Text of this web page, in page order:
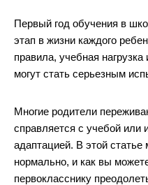
Спортивная одежда
Пижамы и одежда для
Аксессуары
Флис, термобелье
Готовые решения для
Флис, термобелье
Пижамы и одежда для
Аксессуары
Готовые решения для
Последний размер
Первый год обучения в
этап в жизни каждого
правила, учебная
могут стать серьезным
Многие родители
справляется с учебой или
адаптацией. В этой
нормально, и как вы
первокласснику